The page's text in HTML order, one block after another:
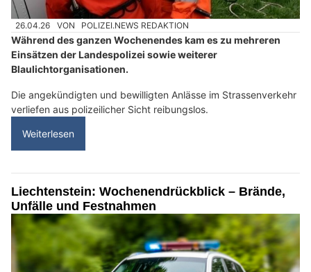
26.04.26 VON POLIZEI.NEWS REDAKTION
Während des ganzen Wochenendes kam es zu mehreren
Einsätzen der Landespolizei sowie weiterer
Blaulichtorganisationen.
Die angekündigten und bewilligten Anlässe im Strassenverkehr
verliefen aus polizeilicher Sicht reibungslos.
Weiterlesen
Liechtenstein: Wochenendrückblick – Brände,
Unfälle und Festnahmen